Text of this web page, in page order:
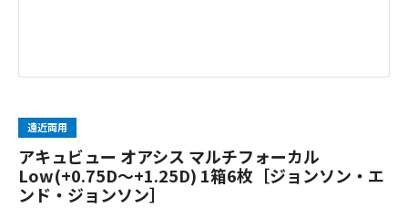
遠近両用
アキュビュー オアシス マルチフォーカル
Low(+0.75D～+1.25D) 1箱6枚［ジョンソン・エ
ンド・ジョンソン］